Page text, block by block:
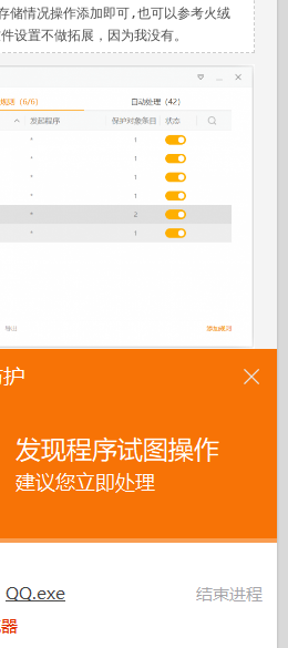
储情况操作添加即可,也可以参考火绒
设置不做拓展，因为我没有。